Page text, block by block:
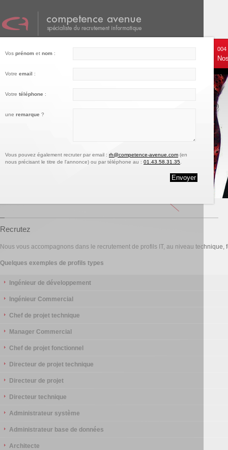
004
Recrutez
Nous vous accompagnons dans le recrutement de profils IT, au niveau technique,
Quelques exemples de profils types
Ingénieur de développement
Ingénieur Commercial
Chef de projet technique
Manager Commercial
Chef de projet fonctionnel
Directeur de projet technique
Directeur de projet
Directeur technique
Administrateur système
Administrateur base de données
Architecte
Vos prénom et nom :
Votre email :
Votre téléphone :
une remarque ?
Vous pouvez également recruter par email : rh@competence-avenue.com (en
nous précisant le titre de l'annonce) ou par téléphone au : 01.43.58.31.35